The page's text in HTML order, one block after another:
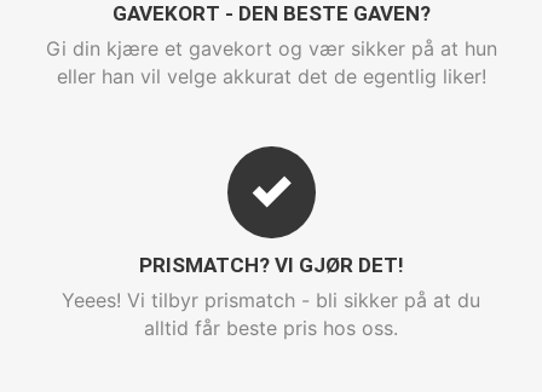
GAVEKORT - DEN BESTE GAVEN?
Gi din kjære et gavekort og vær sikker på at hun
eller han vil velge akkurat det de egentlig liker!
PRISMATCH? VI GJØR DET!
Yeees! Vi tilbyr prismatch - bli sikker på at du
alltid får beste pris hos oss.